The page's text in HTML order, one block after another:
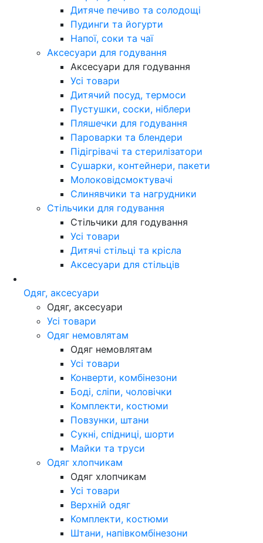
Дитяче печиво та солодощі
Пудинги та йогурти
Напої, соки та чаї
Аксесуари для годування
Аксесуари для годування
Усі товари
Дитячий посуд, термоси
Пустушки, соски, ніблери
Пляшечки для годування
Пароварки та блендери
Підігрівачі та стерилізатори
Сушарки, контейнери, пакети
Молоковідсмоктувачі
Слинявчики та нагрудники
Стільчики для годування
Стільчики для годування
Усі товари
Дитячі стільці та крісла
Аксесуари для стільців
Одяг, аксесуари
Одяг, аксесуари
Усі товари
Одяг немовлятам
Одяг немовлятам
Усі товари
Конверти, комбінезони
Боді, сліпи, чоловічки
Комплекти, костюми
Повзунки, штани
Сукні, спідниці, шорти
Майки та труси
Одяг хлопчикам
Одяг хлопчикам
Усі товари
Верхній одяг
Комплекти, костюми
Штани, напівкомбінезони